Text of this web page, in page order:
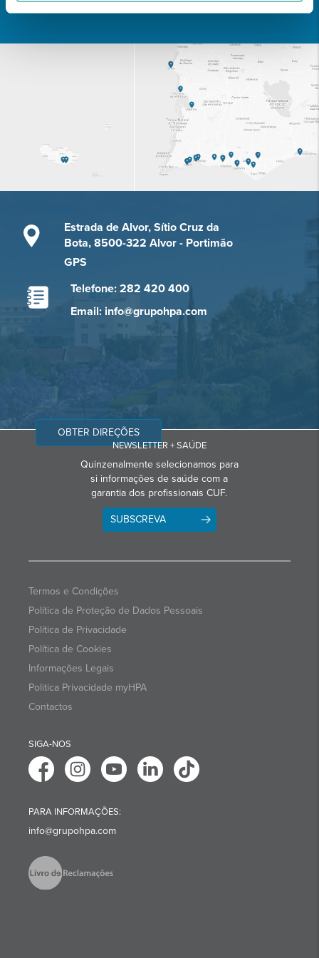
Conheça todas as Unidades de saúde CUFaqui
Estrada de Alvor, Sítio Cruz da
Bota, 8500-322 Alvor - Portimão
GPS
Telefone: 282 420 400
Email: info@grupohpa.com
OBTER DIREÇÕES
NEWSLETTER + SAÚDE
Quinzenalmente selecionamos para
si informações de saúde com a
garantia dos profissionais CUF.
SUBSCREVA
Termos e Condições
Política de Proteção de Dados Pessoais
Política de Privacidade
Política de Cookies
Informações Legais
Politica Privacidade myHPA
Contactos
SIGA-NOS
PARA INFORMAÇÕES:
info@grupohpa.com